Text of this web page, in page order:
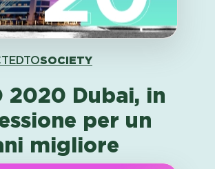
SOCIETY
2020 Dubai, in
per un
migliore